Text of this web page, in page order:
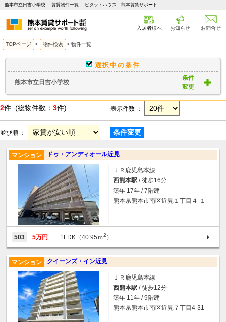
熊本市立日吉小学校 ｜賃貸物件一覧｜ ピタットハウス 熊本賃貸サポート
入居者様へ お知らせ お問合せ
TOPページ > 物件検索 > 物件一覧
選択中の条件
熊本市立日吉小学校
条件
変更
2件 (総物件数： 3件) 表示件数 ：
並び順 ： 条件変更
ドゥ・アンディオール近見
マンション
ＪＲ鹿児島本線
西熊本駅 / 徒歩16分
築年 17年 / 7階建
熊本県熊本市南区近見１丁目４-１
503 5万円 1LDK（40.95ｍ2 ）
クイーンズ・イン近見
マンション
ＪＲ鹿児島本線
西熊本駅 / 徒歩12分
築年 11年 / 9階建
熊本県熊本市南区近見７丁目4-31